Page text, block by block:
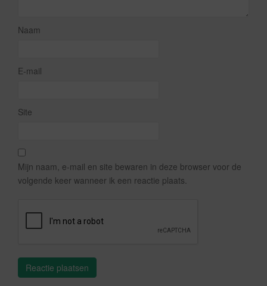
Naam
E-mail
Site
Mijn naam, e-mail en site bewaren in deze browser voor de
volgende keer wanneer ik een reactie plaats.